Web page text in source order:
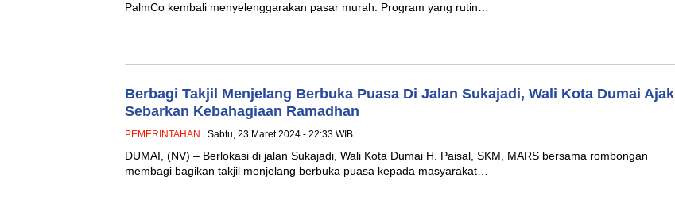
PalmCo kembali menyelenggarakan pasar murah. Program yang rutin…
Berbagi Takjil Menjelang Berbuka Puasa Di Jalan Sukajadi, Wali Kota Dumai Ajak
Sebarkan Kebahagiaan Ramadhan
PEMERINTAHAN | Sabtu, 23 Maret 2024 - 22:33 WIB
DUMAI, (NV) – Berlokasi di jalan Sukajadi, Wali Kota Dumai H. Paisal, SKM, MARS bersama rombongan
membagi bagikan takjil menjelang berbuka puasa kepada masyarakat…